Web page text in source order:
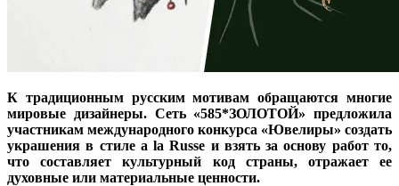
К традиционным русским мотивам обращаются многие
мировые дизайнеры. Сеть «585*ЗОЛОТОЙ» предложила
участникам международного конкурса «Ювелиры» создать
украшения в стиле а la Russe и взять за основу работ то,
что составляет культурный код страны, отражает ее
духовные или материальные ценности.